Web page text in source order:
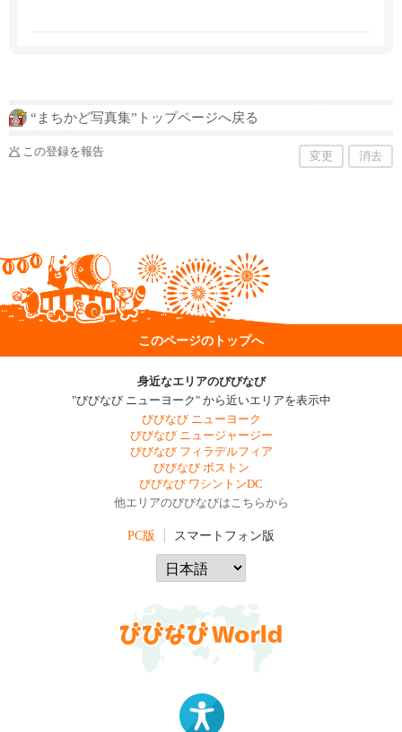
“まちかど写真集”トップページへ戻る
この登録を報告 変更 消去
このページのトップへ
身近なエリアのびびなび
"びびなび ニューヨーク" から近いエリアを表示中
びびなび ニューヨーク
びびなび ニュージャージー
びびなび フィラデルフィア
びびなび ボストン
びびなび ワシントンDC
他エリアのびびなびはこちらから
PC版 スマートフォン版